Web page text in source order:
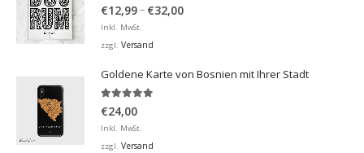
€12,99– €32,00Preisspanne:
Inkl. MwSt.
zzgl. Versand
Goldene Karte von Bosnien mit Ihrer Stadt
5.00von 5
€24,00
Inkl. MwSt.
zzgl. Versand